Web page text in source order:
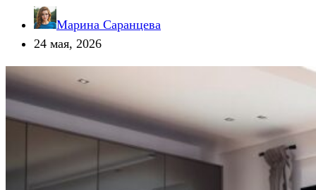
Марина Саранцева
24 мая, 2026